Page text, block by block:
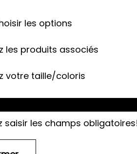
les options
les produits associés
votre taille/coloris
saisir les champs